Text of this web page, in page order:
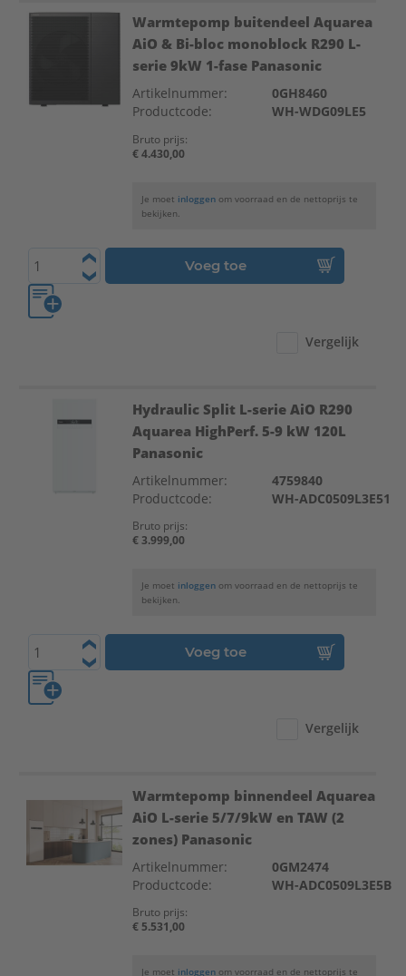
Warmtepomp buitendeel Aquarea
AiO & Bi-bloc monoblock R290 L-
serie 9kW 1-fase Panasonic
Artikelnummer:
0GH8460
Productcode:
WH-WDG09LE5
Bruto prijs:
€ 4.430,00
Je moet inloggen om voorraad en de nettoprijs te
bekijken.
Voeg toe
Vergelijk
Hydraulic Split L-serie AiO R290
Aquarea HighPerf. 5-9 kW 120L
Panasonic
Artikelnummer:
4759840
Productcode:
WH-ADC0509L3E51
Bruto prijs:
€ 3.999,00
Je moet inloggen om voorraad en de nettoprijs te
bekijken.
Voeg toe
Vergelijk
Warmtepomp binnendeel Aquarea
AiO L-serie 5/7/9kW en TAW (2
zones) Panasonic
Artikelnummer:
0GM2474
Productcode:
WH-ADC0509L3E5B
Bruto prijs:
€ 5.531,00
Je moet inloggen om voorraad en de nettoprijs te